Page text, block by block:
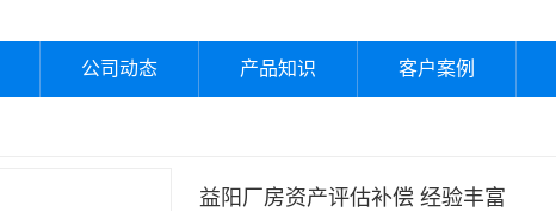
公司动态 产品知识 客户案例
益阳厂房资产评估补偿 经验丰富